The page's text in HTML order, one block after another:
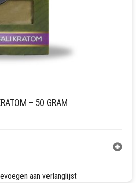
– 50 GRAM
aan verlanglijst